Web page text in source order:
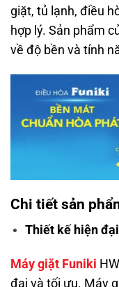
giặt, tủ lạnh, điều
hợp lý. Sản phẩm
về độ bền và tính
Chi tiết sản
Thiết kế hiện đại
Máy giặt Funiki
đại và tối ưu. Máy